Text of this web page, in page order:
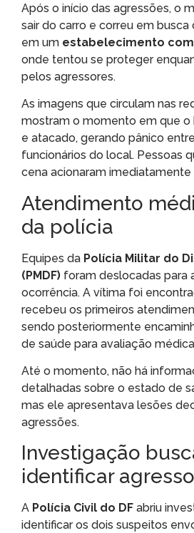
Após o início das agressões, o
sair do carro e correu em busca
em um estabelecimento
onde tentou se proteger
pelos agressores.
As imagens que circulam nas
mostram o momento em que
e atacado, gerando pânico
funcionários do local. Pessoas
cena acionaram imediatamente
Atendimento
da polícia
Equipes da Polícia Militar do
(PMDF) foram deslocadas para
ocorrência. A vítima foi
recebeu os primeiros
sendo posteriormente
de saúde para avaliação
Até o momento, não há
detalhadas sobre o estado de
mas ele apresentava lesões
agressões.
Investigação
identificar
A Polícia Civil do DF abriu
identificar os dois suspeitos